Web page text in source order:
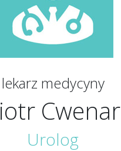
lekarz medycyny
Cwenar
Urolog